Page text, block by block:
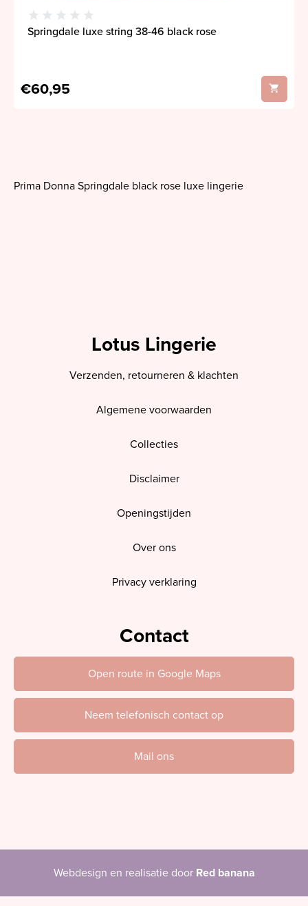
Springdale luxe string 38-46 black rose
€60,95
Prima Donna Springdale black rose luxe lingerie
Lotus Lingerie
Verzenden, retourneren & klachten
Algemene voorwaarden
Collecties
Disclaimer
Openingstijden
Over ons
Privacy verklaring
Contact
Open route in Google Maps
Neem telefonisch contact op
Mail ons
Webdesign en realisatie door Red banana